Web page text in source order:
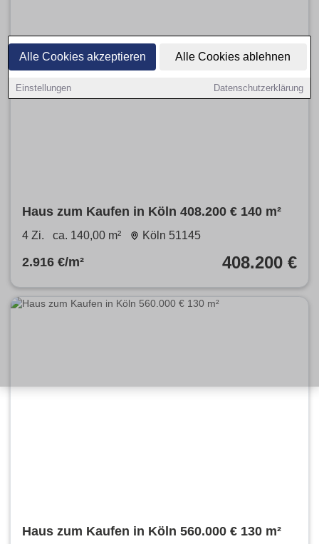
Alle Cookies akzeptieren Alle Cookies ablehnen
Einstellungen Datenschutzerklärung
Haus zum Kaufen in Köln 408.200 € 140 m²
4 Zi. ca. 140,00 m² Köln 51145
2.916 €/m² 408.200 €
Haus zum Kaufen in Köln 560.000 € 130 m²